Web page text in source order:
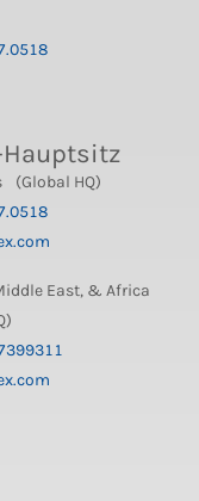
Hauptsitz
(Global HQ)
East, & Africa